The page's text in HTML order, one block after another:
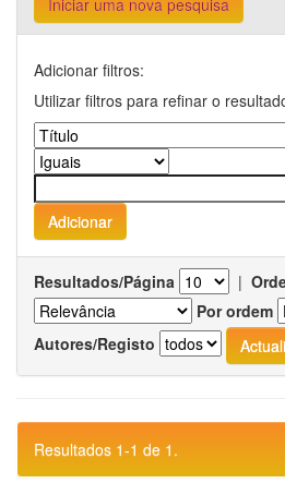
Iniciar uma nova pesquisa
Adicionar filtros:
Utilizar filtros para refinar o
Resultados/Página |
Por ordem
Autores/Registo
Resultados 1-1 de 1.